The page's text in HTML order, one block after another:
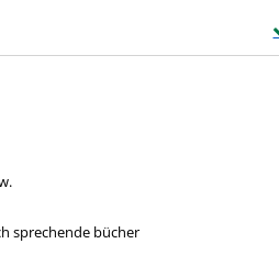
sprechende bücher